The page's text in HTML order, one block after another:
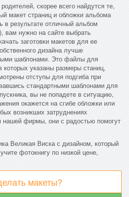
скорее всего найдутся те,
макет страниц и обложки альбома
в результате отличный альбом
вам нужно на сайте выбрать
заготовки макетов для ее
дизайна лучше
шаблонами. Это файлы для
указаны размеры станиц,
отступы для подгиба при
стандартными шаблонами для
вы не попадете в ситуацию,
окажется на сгибе обложки или
возникших затруднениях
нашей фирмы, они с радостью помогут
Великая Виска с дизайном, который
фотокнигу по низкой цене,
макеты?